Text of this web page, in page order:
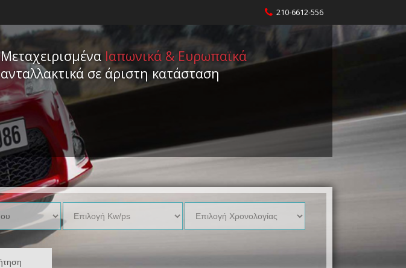
210-6612-556
Μεταχειρισμένα Ιαπωνικά & Ευρωπαϊκά
ανταλλακτικά σε άριστη κατάσταση